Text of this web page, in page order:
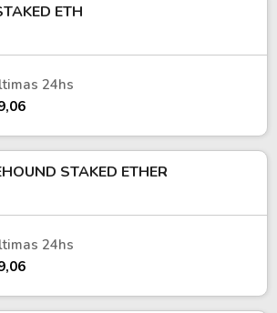
ETH
24hs
STAKED ETHER
24hs